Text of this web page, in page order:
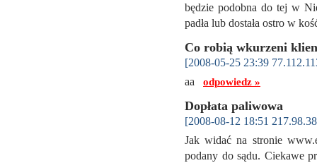
będzie podobna do tej w
padła lub dostała ostro w
Co robią wkurzeni
[2008-05-25 23:39
aa odpowiedz »
Dopłata paliwowa
[2008-08-12 18:51
Jak widać na stronie
podany do sądu. Ciekawe